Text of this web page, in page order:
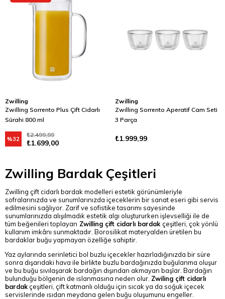
Zwilling
Zwilling Sorrento Plus Çift Cidarlı
Sürahi 800 ml
₺1.699,00
₺2.499,99
%32
Zwilling
Zwilling Sorrento Aperatif Cam Seti
3 Parça
₺1.999,99
Zwilling Bardak Çeşitleri
Zwilling çift cidarlı bardak modelleri estetik görünümleriyle
sofralarınızda ve sunumlarınızda içeceklerin bir sanat eseri gibi servis
edilmesini sağlıyor. Zarif ve sofistike tasarımı sayesinde
sunumlarınızda alışılmadık estetik algı oluştururken işlevselliği ile de
tüm beğenileri toplayan Zwilling çift cidarlı bardak çeşitleri, çok yönlü
kullanım imkânı sunmaktadır. Borosilikat materyalden üretilen bu
bardaklar buğu yapmayan özelliğe sahiptir.
Yaz aylarında serinletici bol buzlu içecekler hazırladığınızda bir süre
sonra dışarıdaki hava ile birlikte buzlu bardağınızda buğulanma oluşur
ve bu buğu sıvılaşarak bardağın dışından akmayan başlar. Bardağın
bulunduğu bölgenin de ıslanmasına neden olur. Zwiling çift cidarlı
bardak çeşitleri, çift katmanlı olduğu için sıcak ya da soğuk içecek
servislerinde ısıdan meydana gelen buğu oluşumunu engeller.